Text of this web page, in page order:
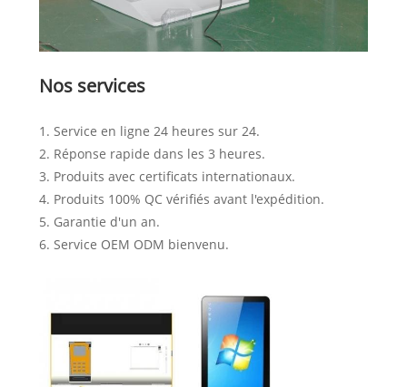
Nos services
1. Service en ligne 24 heures sur 24.
2. Réponse rapide dans les 3 heures.
3. Produits avec certificats internationaux.
4. Produits 100% QC vérifiés avant l'expédition.
5. Garantie d'un an.
6. Service OEM ODM bienvenu.